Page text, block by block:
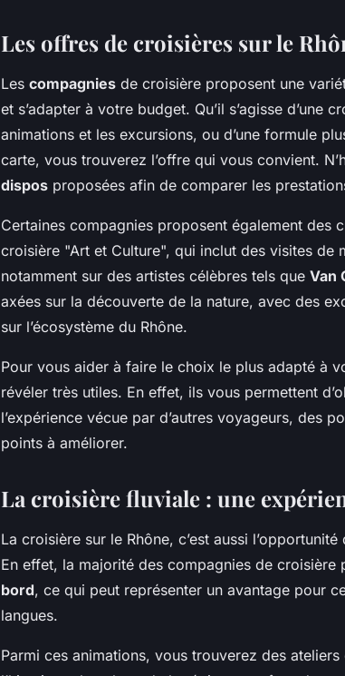
Les offres de croisières sur le
Les compagnies de croisière proposent une
et s’adapter à votre budget. Qu’il s’agisse d’une
animations et les excursions, ou d’une formule
carte, vous trouverez l’offre qui vous convient.
dispos proposées afin de comparer les
Certaines compagnies proposent également des
croisière "Art et Culture", qui inclut des visites de
notamment sur des artistes célèbres tels que Van
axées sur la découverte de la nature, avec des
sur l’écosystème du Rhône.
Pour vous aider à faire le choix le plus adapté à
révéler très utiles. En effet, ils vous permettent
l’expérience vécue par d’autres voyageurs, des
points à améliorer.
La croisière fluviale : une
La croisière sur le Rhône, c’est aussi
En effet, la majorité des compagnies de croisière
bord, ce qui peut représenter un avantage pour
langues.
Parmi ces animations, vous trouverez des